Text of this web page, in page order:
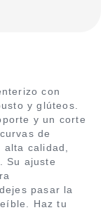
con
y glúteos.
y un corte
de
calidad,
Su ajuste
pasar la
Haz tu